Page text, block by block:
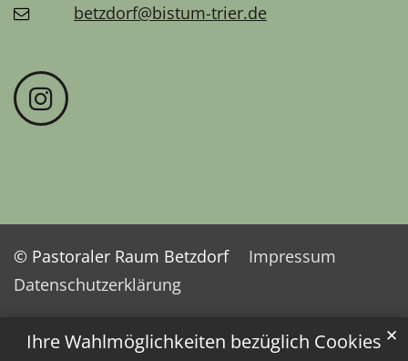
Ihre Wahlmöglichkeiten bezüglich Cookies ✕
betzdorf@bistum-trier.de
© Pastoraler Raum Betzdorf
Impressum
Datenschutzerklärung